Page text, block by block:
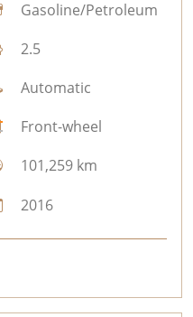
Gasoline/Petroleum
2.5
Automatic
Front-wheel
101,259 km
2016